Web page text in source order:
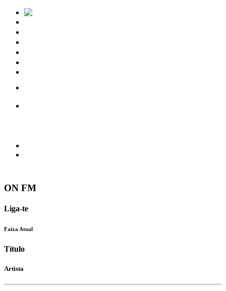
ON FM
Liga-te
Faixa Atual
Título
Artista